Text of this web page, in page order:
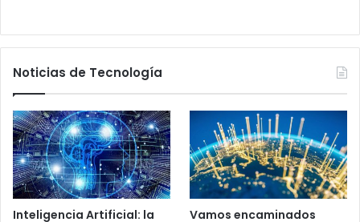
Noticias de Tecnología
Inteligencia Artificial: la
Vamos encaminados